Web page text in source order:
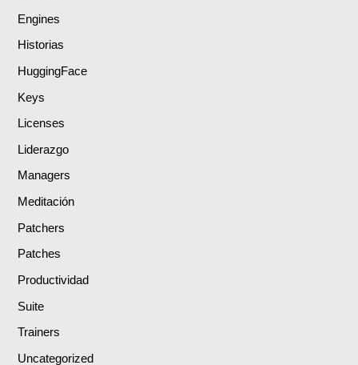
Engines
Historias
HuggingFace
Keys
Licenses
Liderazgo
Managers
Meditación
Patchers
Patches
Productividad
Suite
Trainers
Uncategorized